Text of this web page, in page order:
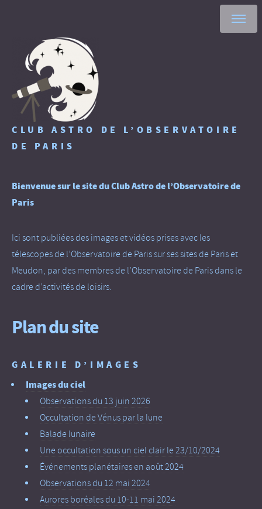
CLUB ASTRO DE L’OBSERVATOIRE
DE PARIS
Bienvenue sur le site du Club Astro de l’Observatoire de
Paris
Ici sont publiées des images et vidéos prises avec les
télescopes de l’Observatoire de Paris sur ses sites de Paris et
Meudon, par des membres de l’Observatoire de Paris dans le
cadre d’activités de loisirs.
Plan du site
GALERIE D’IMAGES
Images du ciel
Observations du 13 juin 2026
Occultation de Vénus par la lune
Balade lunaire
Une occultation sous un ciel clair le 23/10/2024
Événements planétaires en août 2024
Observations du 12 mai 2024
Aurores boréales du 10-11 mai 2024